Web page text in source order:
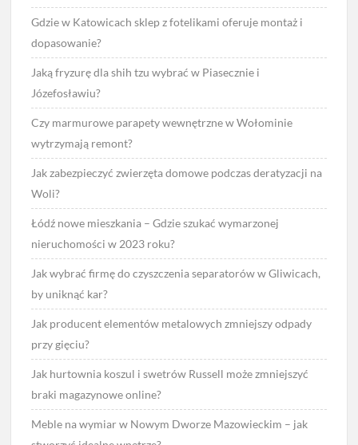
Gdzie w Katowicach sklep z fotelikami oferuje montaż i
dopasowanie?
Jaką fryzurę dla shih tzu wybrać w Piasecznie i
Józefosławiu?
Czy marmurowe parapety wewnętrzne w Wołominie
wytrzymają remont?
Jak zabezpieczyć zwierzęta domowe podczas deratyzacji na
Woli?
Łódź nowe mieszkania – Gdzie szukać wymarzonej
nieruchomości w 2023 roku?
Jak wybrać firmę do czyszczenia separatorów w Gliwicach,
by uniknąć kar?
Jak producent elementów metalowych zmniejszy odpady
przy gięciu?
Jak hurtownia koszul i swetrów Russell może zmniejszyć
braki magazynowe online?
Meble na wymiar w Nowym Dworze Mazowieckim – jak